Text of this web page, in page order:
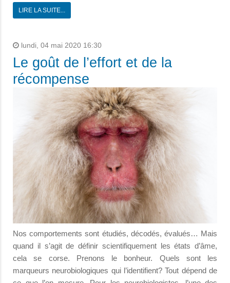
LIRE LA SUITE...
lundi, 04 mai 2020 16:30
Le goût de l’effort et de la
récompense
Nos comportements sont étudiés, décodés, évalués… Mais
quand il s’agit de définir scientifiquement les états d’âme,
cela se corse. Prenons le bonheur. Quels sont les
marqueurs neurobiologiques qui l’identifient? Tout dépend de